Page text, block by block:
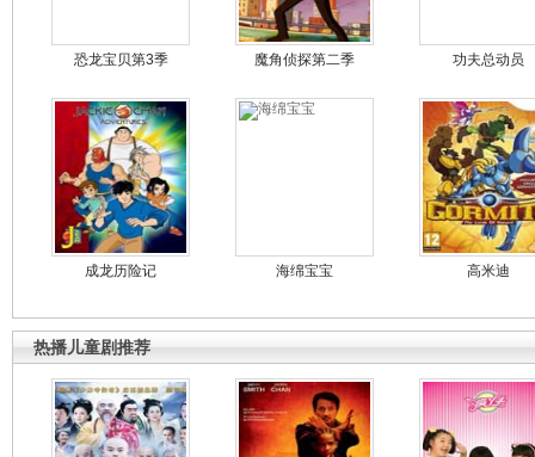
恐龙宝贝第3季 魔角侦探第二季 功夫总动员
成龙历险记 海绵宝宝 高米迪
热播儿童剧推荐